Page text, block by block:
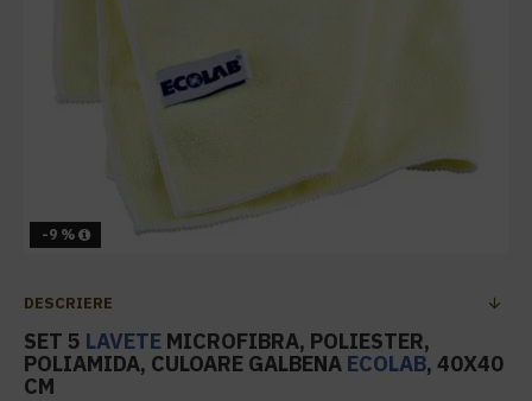
-9 %
DESCRIERE
SET 5 LAVETE MICROFIBRA, POLIESTER,
POLIAMIDA, CULOARE GALBENA ECOLAB, 40X40
CM